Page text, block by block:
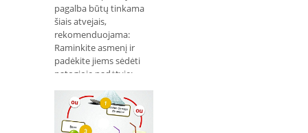
pagalba būtų tinkama
šiais atvejais,
rekomenduojama:
Raminkite asmenį ir
padėkite jiems sėdėti
patogioje padėtyje;
šiek tiek pakreipti į
priekį, jei įmanoma,
palengvindami